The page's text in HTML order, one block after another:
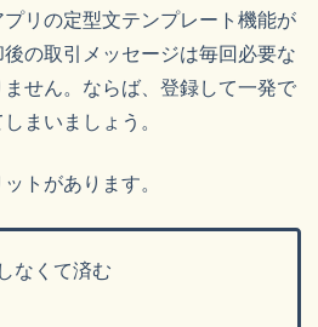
リの定型文テンプレート機能が
の取引メッセージは毎回必要な
せん。ならば、登録して一発で
まいましょう。
トがあります。
なくて済む